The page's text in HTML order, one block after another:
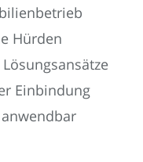
Hürden
Einbindung